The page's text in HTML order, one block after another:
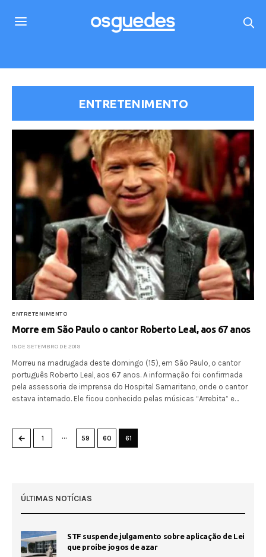
ENTRETENIMENTO
ENTRETENIMENTO
Morre em São Paulo o cantor Roberto Leal, aos 67 anos
15 DE SETEMBRO DE 2019
Morreu na madrugada deste domingo (15), em São Paulo, o cantor
português Roberto Leal, aos 67 anos. A informação foi confirmada
pela assessoria de imprensa do Hospital Samaritano, onde o cantor
estava internado. Ele ficou conhecido pelas músicas “Arrebita” e…
← 1 … 59 60 61
ÚLTIMAS NOTÍCIAS
STF suspende julgamento sobre aplicação de Lei
que proíbe jogos de azar